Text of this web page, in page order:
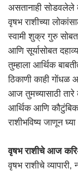
असतानाही सोडवलेले
वृषभ राशीच्या
स्वामी शुक्र गुरु
आणि सूर्यासोबत
तुम्हाला आर्थिक
ठिकाणी काही गोंधळ
आज तुमच्यासाठी तारे
आर्थिक आणि कौटुंबिक
राशीभविष्य जाणून घ्या
वृषभ राशीचे आज
वृषभ राशीचे